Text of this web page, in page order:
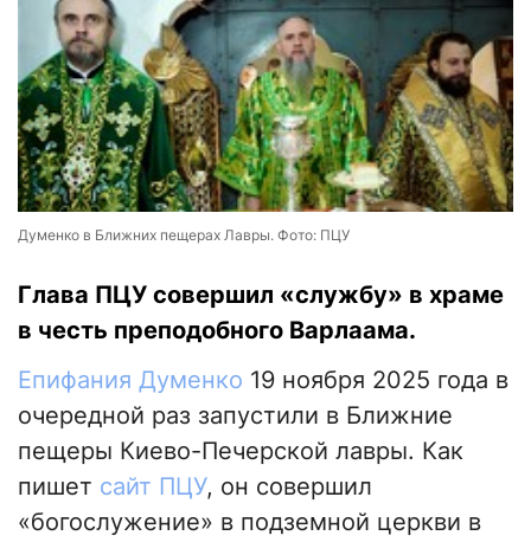
Думенко в Ближних пещерах Лавры. Фото: ПЦУ
Глава ПЦУ совершил «службу» в храме
в честь преподобного Варлаама.
Епифания Думенко 19 ноября 2025 года в
очередной раз запустили в Ближние
пещеры Киево-Печерской лавры. Как
пишет сайт ПЦУ, он совершил
«богослужение» в подземной церкви в